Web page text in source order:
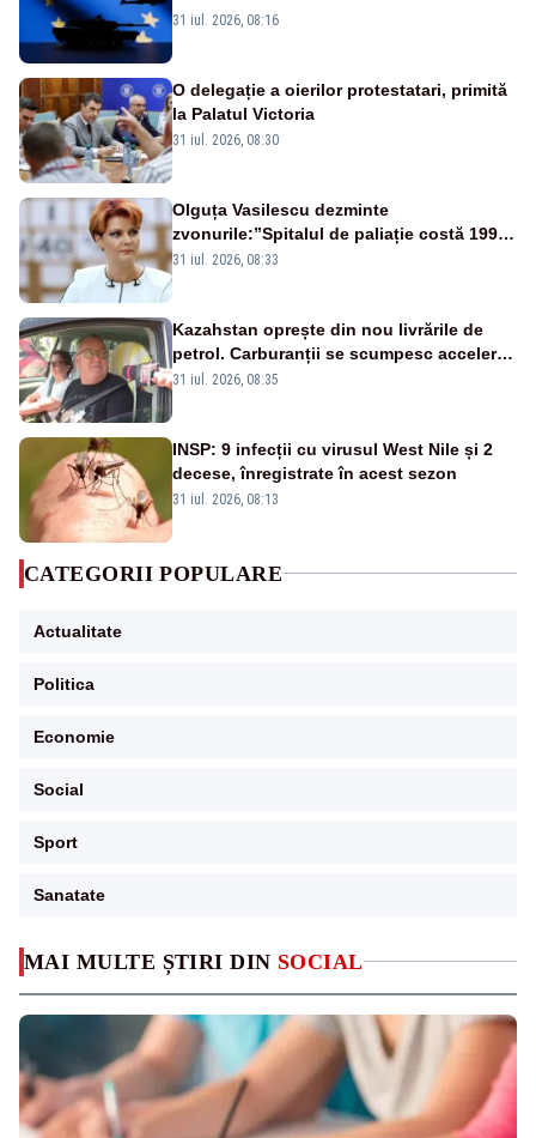
MAI MULTE ȘTIRI DIN SOCIAL
31 iul. 2026, 08:16
O delegație a oierilor protestatari, primită
la Palatul Victoria
31 iul. 2026, 08:30
Olguța Vasilescu dezminte
zvonurile:”Spitalul de paliație costă 199
de milioane de euro, nu 500 de milioane”
31 iul. 2026, 08:33
Kazahstan oprește din nou livrările de
petrol. Carburanții se scumpesc accelerat,
iar românii plătesc nota de plată
31 iul. 2026, 08:35
INSP: 9 infecții cu virusul West Nile și 2
decese, înregistrate în acest sezon
31 iul. 2026, 08:13
CATEGORII POPULARE
Actualitate
Politica
Economie
Social
Sport
Sanatate